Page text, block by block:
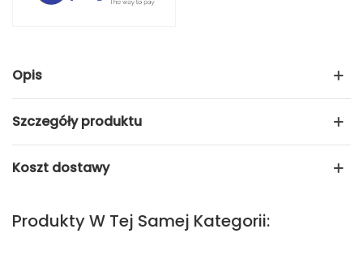
Opis
Szczegóły produktu
Koszt dostawy
Produkty W Tej Samej Kategorii: